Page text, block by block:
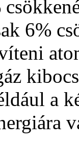
6%
a